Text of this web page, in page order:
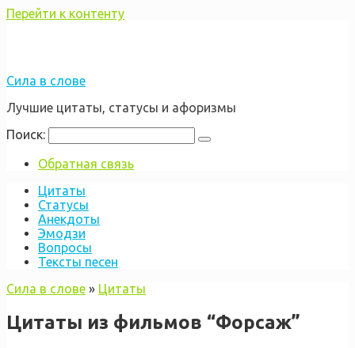
Перейти к контенту
Сила в слове
Лучшие цитаты, статусы и афоризмы
Поиск:
Обратная связь
Цитаты
Статусы
Анекдоты
Эмодзи
Вопросы
Тексты песен
Сила в слове » Цитаты
Цитаты из фильмов “Форсаж”